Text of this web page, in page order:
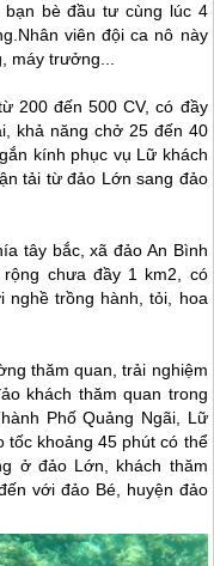
bè đầu tư cùng lúc 4
viên đội ca nô này
máy trưởng...
200 đến 500 CV, có đầy
khả năng chở 25 đến 40
kính phục vụ Lữ khách
tải từ đảo Lớn sang đảo
tây bắc, xã đảo An Bình
rộng chưa đầy 1 km2, có
nghề trồng hành, tỏi, hoa
thăm quan, trải nghiệm
khách thăm quan trong
Phố Quảng Ngãi, Lữ
tốc khoảng 45 phút có thể
ở đảo Lớn, khách thăm
với đảo Bé, huyện đảo